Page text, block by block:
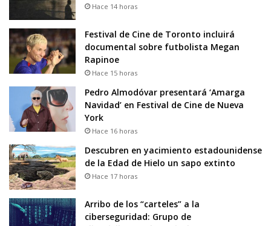
Hace 14 horas
Festival de Cine de Toronto incluirá
documental sobre futbolista Megan
Rapinoe
Hace 15 horas
Pedro Almodóvar presentará ‘Amarga
Navidad’ en Festival de Cine de Nueva
York
Hace 16 horas
Descubren en yacimiento estadounidense
de la Edad de Hielo un sapo extinto
Hace 17 horas
Arribo de los “carteles” a la
ciberseguridad: Grupo de